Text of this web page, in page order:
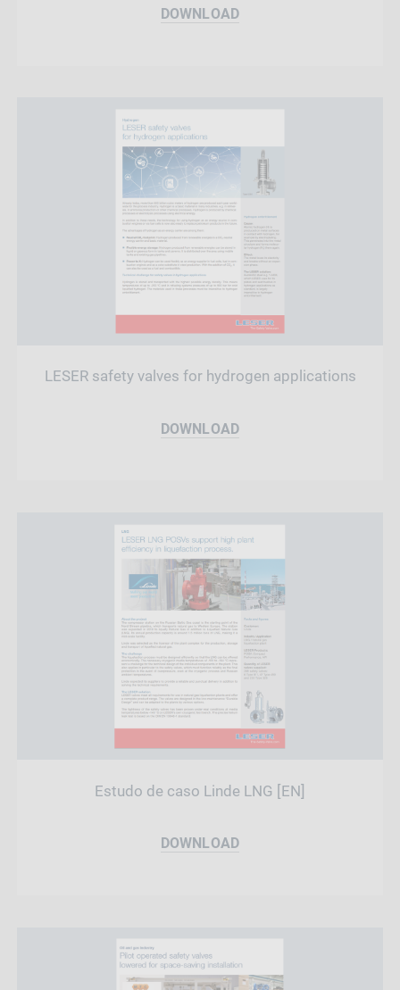
DOWNLOAD
LESER safety valves for hydrogen applications
DOWNLOAD
Estudo de caso Linde LNG [EN]
DOWNLOAD